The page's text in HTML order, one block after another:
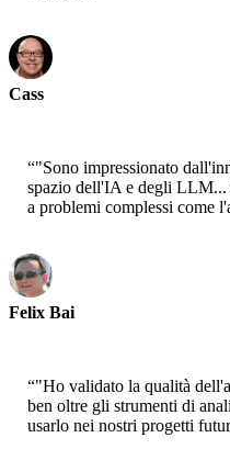
Cass
“"Sono impressionato
spazio dell'IA e degli LLM...
a problemi complessi come
Felix Bai
“"Ho validato la qualità
ben oltre gli strumenti di
usarlo nei nostri progetti